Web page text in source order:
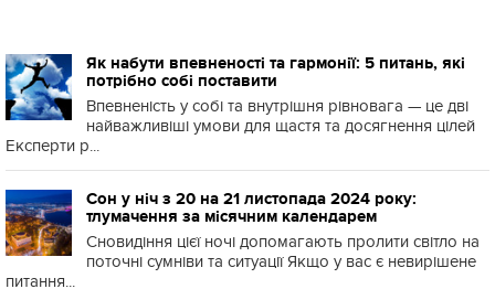
Як набути впевненості та гармонії: 5 питань, які
потрібно собі поставити
Впевненість у собі та внутрішня рівновага — це дві
найважливіші умови для щастя та досягнення цілей
Експерти р...
Сон у ніч з 20 на 21 листопада 2024 року:
тлумачення за місячним календарем
Сновидіння цієї ночі допомагають пролити світло на
поточні сумніви та ситуації Якщо у вас є невирішене
питання...